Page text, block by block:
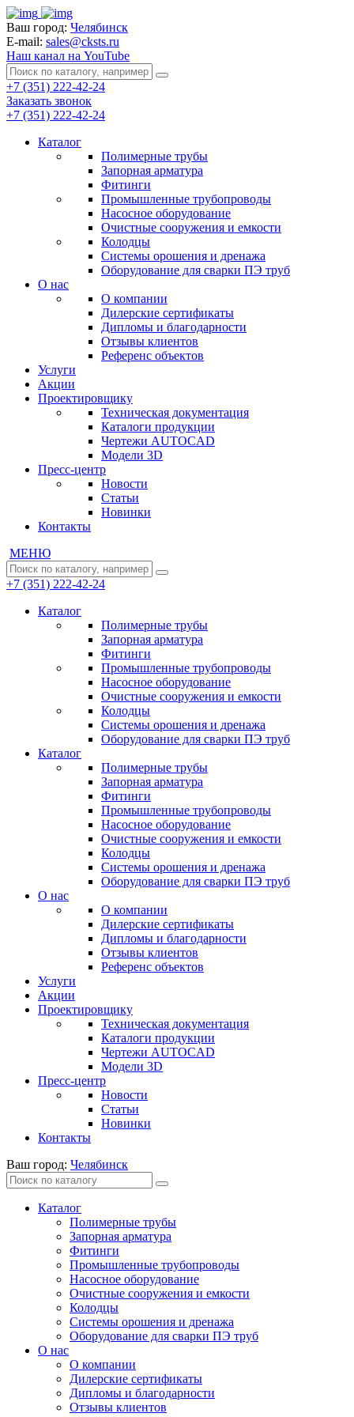
Ваш город: Челябинск
E-mail: sales@cksts.ru
Наш канал на YouTube
+7 (351) 222-42-24
Заказать звонок
+7 (351) 222-42-24
Каталог
Полимерные трубы
Запорная арматура
Фитинги
Промышленные трубопроводы
Насосное оборудование
Очистные сооружения и емкости
Колодцы
Системы орошения и дренажа
Оборудование для сварки ПЭ труб
О нас
О компании
Дилерские сертификаты
Дипломы и благодарности
Отзывы клиентов
Референс объектов
Услуги
Акции
Проектировщику
Техническая документация
Каталоги продукции
Чертежи AUTOCAD
Модели 3D
Пресс-центр
Новости
Статьи
Новинки
Контакты
МЕНЮ
+7 (351) 222-42-24
Каталог
Полимерные трубы
Запорная арматура
Фитинги
Промышленные трубопроводы
Насосное оборудование
Очистные сооружения и емкости
Колодцы
Системы орошения и дренажа
Оборудование для сварки ПЭ труб
Каталог
Полимерные трубы
Запорная арматура
Фитинги
Промышленные трубопроводы
Насосное оборудование
Очистные сооружения и емкости
Колодцы
Системы орошения и дренажа
Оборудование для сварки ПЭ труб
О нас
О компании
Дилерские сертификаты
Дипломы и благодарности
Отзывы клиентов
Референс объектов
Услуги
Акции
Проектировщику
Техническая документация
Каталоги продукции
Чертежи AUTOCAD
Модели 3D
Пресс-центр
Новости
Статьи
Новинки
Контакты
Ваш город: Челябинск
Каталог
Полимерные трубы
Запорная арматура
Фитинги
Промышленные трубопроводы
Насосное оборудование
Очистные сооружения и емкости
Колодцы
Системы орошения и дренажа
Оборудование для сварки ПЭ труб
О нас
О компании
Дилерские сертификаты
Дипломы и благодарности
Отзывы клиентов